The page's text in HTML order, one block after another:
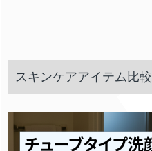
スキンケアアイテム比較